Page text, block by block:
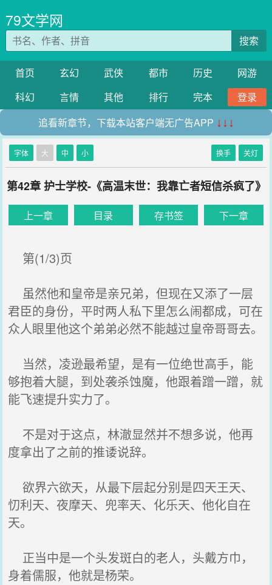
79文学网
搜索
首页 玄幻 武侠 都市 历史
网游
科幻
言情 其他 排行 完本
登录
追看新章节，下载本站客户端无广告APP ↓↓↓
字体 大 中 小 换手 关灯
第42章 护士学校-《高温末世：我靠亡者短信杀疯了》
上一章 目录 存书签 下一章
第(1/3)页
虽然他和皇帝是亲兄弟，但现在又添了一层
君臣的身份，平时两人私下里怎么闹都成，可在
众人眼里他这个弟弟必然不能越过皇帝哥哥去。
当然，凌逊最希望，是有一位绝世高手，能
够抱着大腿，到处袭杀蚀魔，他跟着蹭一蹭，就
能飞速提升实力了。
不是对于这点，林澈显然并不想多说，他再
度拿出了之前的推诿说辞。
欲界六欲天，从最下层起分别是四天王天、
忉利天、夜摩天、兜率天、化乐天、他化自在
天。
正当中是一个头发斑白的老人，头戴方巾，
身着儒服，他就是杨荣。